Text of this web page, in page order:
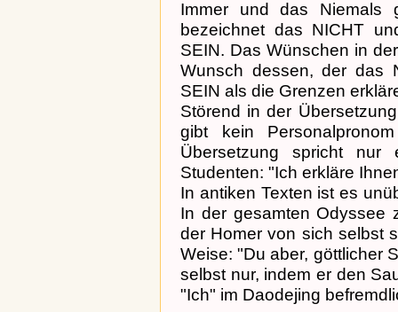
Immer und das Niemals
bezeichnet das NICHT
SEIN. Das Wünschen in
Wunsch dessen, der das
SEIN als die Grenzen
Störend in der
gibt kein
Übersetzung spricht nur
Studenten: "Ich erkläre
In antiken Texten ist es
In der gesamten Odyssee
der Homer von sich selbst
Weise: "Du aber, göttlicher
selbst nur, indem er den
"Ich" im Daodejing